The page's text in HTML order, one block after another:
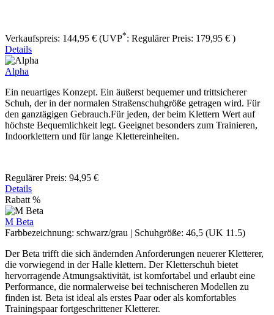
Verkaufspreis: 144,95 € (UVP*: Regulärer Preis: 179,95 € )
Details
Alpha
Ein neuartiges Konzept. Ein äußerst bequemer und trittsicherer
Schuh, der in der normalen Straßenschuhgröße getragen wird. Für
den ganztägigen Gebrauch.Für jeden, der beim Klettern Wert auf
höchste Bequemlichkeit legt. Geeignet besonders zum Trainieren,
Indoorklettern und für lange Klettereinheiten.
Regulärer Preis: 94,95 €
Details
Rabatt %
M Beta
Farbbezeichnung: schwarz/grau | Schuhgröße: 46,5 (UK 11.5)
Der Beta ​trifft die sich ändernden Anforderungen neuerer Kletterer,
die vorwiegend in der Halle klettern. Der Kletterschuh bietet
hervorragende Atmungsaktivität, ist komfortabel und erlaubt eine
Performance, die normalerweise bei technischeren Modellen zu
finden ist. Beta ist ideal als erstes Paar oder als komfortables
Trainingspaar fortgeschrittener Kletterer.